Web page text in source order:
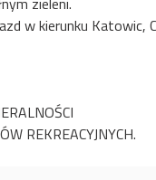
w kierunku Katowic,
REKREACYJNYCH.